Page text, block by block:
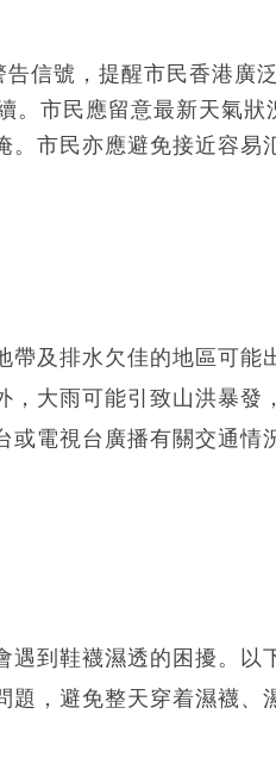
信號，提醒市民香港廣
。市民應留意最新天氣
市民亦應避免接近容易
及排水欠佳的地區可能
大雨可能引致山洪暴發
電視台廣播有關交通情
到鞋襪濕透的困擾。以
，避免整天穿着濕襪、